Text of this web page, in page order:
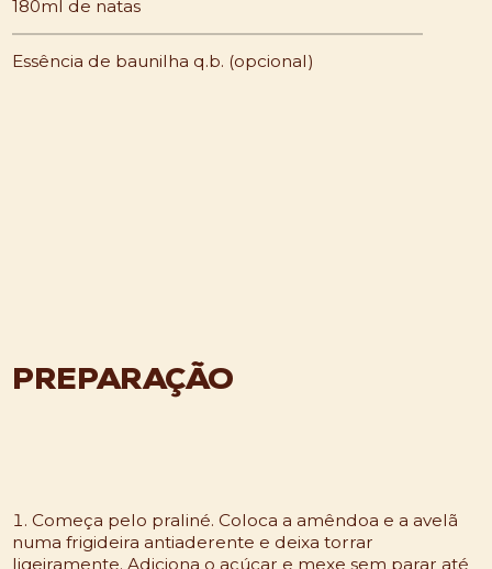
180ml de natas
Essência de baunilha q.b. (opcional)
PREPARAÇÃO
Começa pelo praliné. Coloca a amêndoa e a avelã
numa frigideira antiaderente e deixa torrar
ligeiramente. Adiciona o açúcar e mexe sem parar até